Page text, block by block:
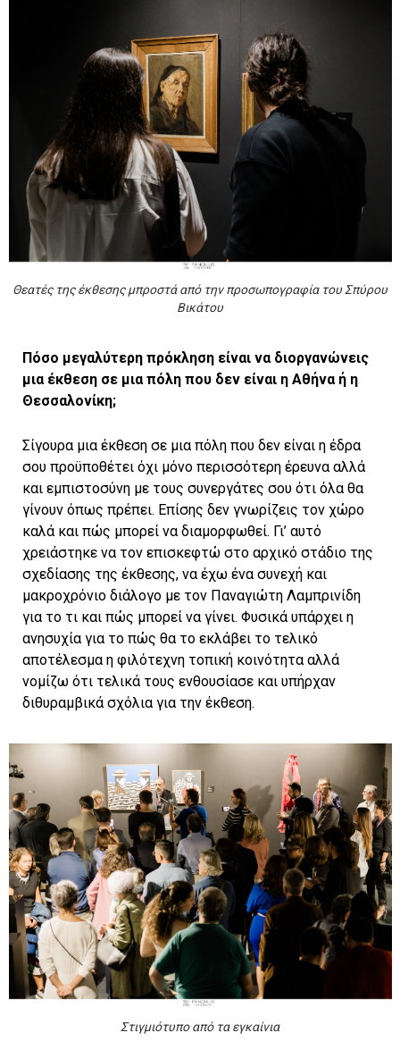
Θεατές της έκθεσης μπροστά από την προσωπογραφία του Σπύρου
Βικάτου
Πόσο μεγαλύτερη πρόκληση είναι να διοργανώνεις
μια έκθεση σε μια πόλη που δεν είναι η Αθήνα ή η
Θεσσαλονίκη;
Σίγουρα μια έκθεση σε μια πόλη που δεν είναι η έδρα
σου προϋποθέτει όχι μόνο περισσότερη έρευνα αλλά
και εμπιστοσύνη με τους συνεργάτες σου ότι όλα θα
γίνουν όπως πρέπει. Επίσης δεν γνωρίζεις τον χώρο
καλά και πώς μπορεί να διαμορφωθεί. Γι’ αυτό
χρειάστηκε να τον επισκεφτώ στο αρχικό στάδιο της
σχεδίασης της έκθεσης, να έχω ένα συνεχή και
μακροχρόνιο διάλογο με τον Παναγιώτη Λαμπρινίδη
για το τι και πώς μπορεί να γίνει. Φυσικά υπάρχει η
ανησυχία για το πώς θα το εκλάβει το τελικό
αποτέλεσμα η φιλότεχνη τοπική κοινότητα αλλά
νομίζω ότι τελικά τους ενθουσίασε και υπήρχαν
διθυραμβικά σχόλια για την έκθεση.
Στιγμιότυπο από τα εγκαίνια